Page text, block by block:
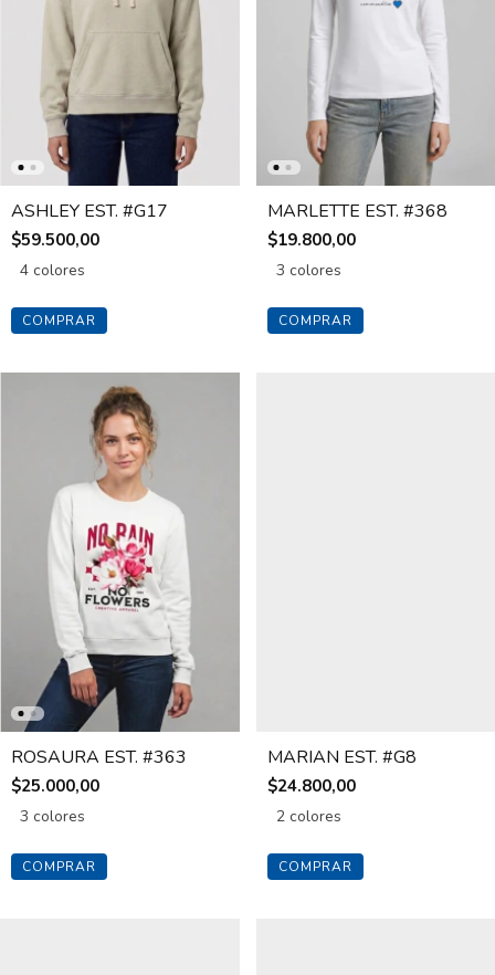
ASHLEY EST. #G17
$59.500,00
4 colores
COMPRAR
MARLETTE EST. #368
$19.800,00
3 colores
COMPRAR
ROSAURA EST. #363
$25.000,00
3 colores
COMPRAR
MARIAN EST. #G8
$24.800,00
2 colores
COMPRAR